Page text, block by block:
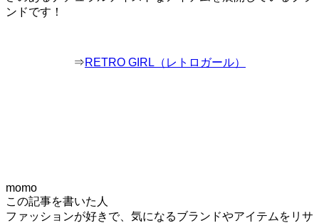
ンドです！
⇒RETRO GIRL（レトロガール）
momo
この記事を書いた人
ファッションが好きで、気になるブランドやアイテムをリサ